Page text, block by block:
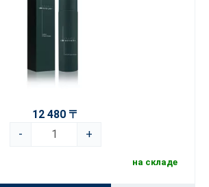
12 480 〒
-
+
на складе